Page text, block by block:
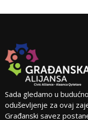
Sada gledamo u
oduševljenje za ovaj
Građanski savez